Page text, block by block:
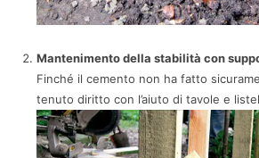
Mantenimento della stabilità con
Finché il cemento non ha fatto
tenuto diritto con l’aiuto di tavole e